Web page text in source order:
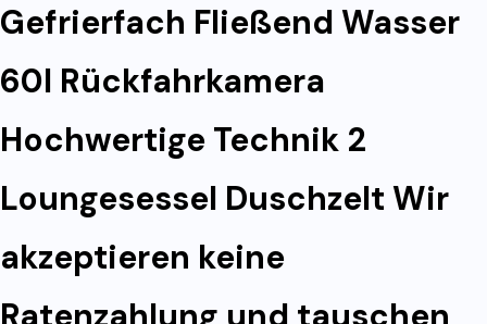
Gefrierfach Fließend Wasser
60l Rückfahrkamera
Hochwertige Technik 2
Loungesessel Duschzelt Wir
akzeptieren keine